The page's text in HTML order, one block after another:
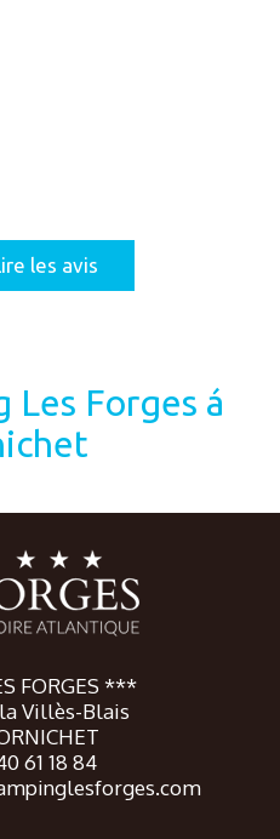
les avis
Les Forges á
FORGES ***
Villès-Blais
61 18 84